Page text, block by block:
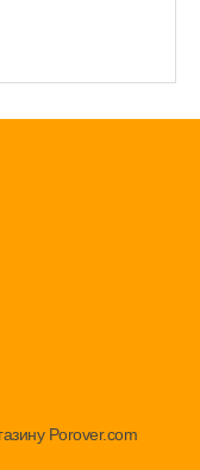
Porover.com